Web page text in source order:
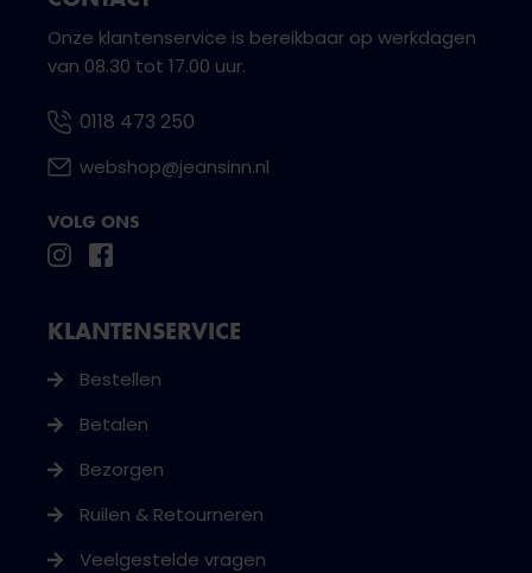
Onze klantenservice is bereikbaar op werkdagen
van 08.30 tot 17.00 uur.
0118 473 250
webshop@jeansinn.nl
VOLG ONS
KLANTENSERVICE
Bestellen
Betalen
Bezorgen
Ruilen & Retourneren
Veelgestelde vragen